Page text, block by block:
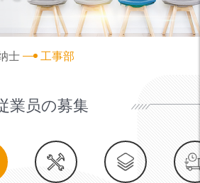
士 工事部
業员の募集